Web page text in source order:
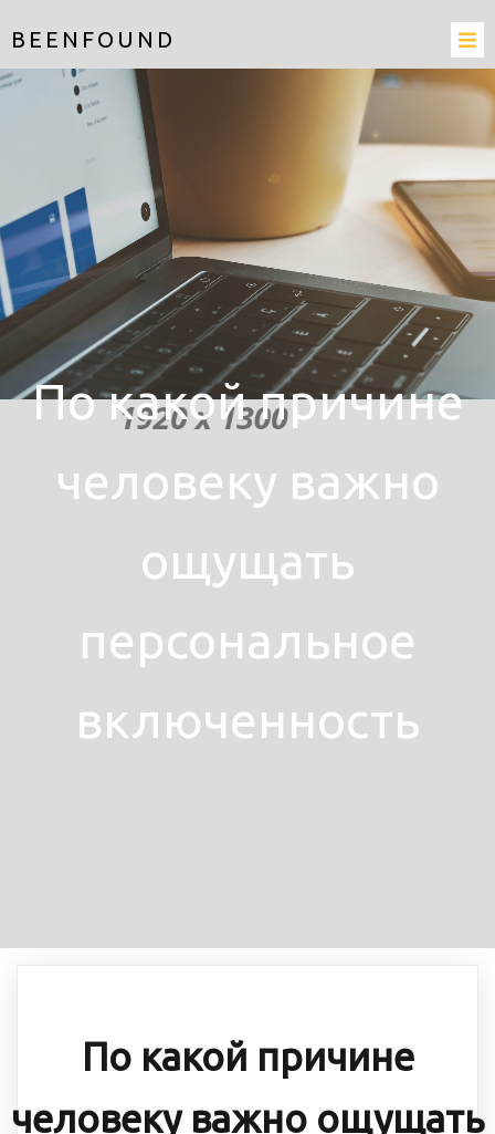
BEENFOUND
По какой причине
человеку важно
ощущать
персональное
включенность
По какой причине
человеку важно ощущать